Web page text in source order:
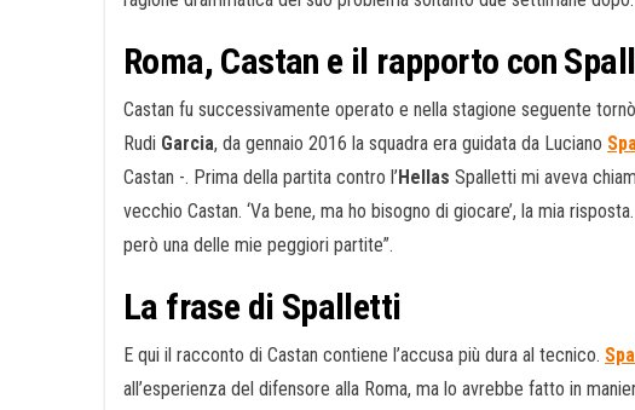
Roma, Castan e il rapporto con
Castan fu successivamente operato e nella stagione seguente
Rudi Garcia, da gennaio 2016 la squadra era guidata da Luciano
Castan -. Prima della partita contro l’Hellas Spalletti mi aveva
vecchio Castan. ‘Va bene, ma ho bisogno di giocare’, la mia
però una delle mie peggiori partite”.
La frase di Spalletti
E qui il racconto di Castan contiene l’accusa più dura al tecnico.
all’esperienza del difensore alla Roma, ma lo avrebbe fatto in